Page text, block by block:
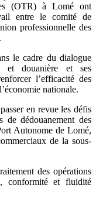
(OTR) à Lomé ont
entre le comité de
professionnelle des
le cadre du dialogue
et douanière et ses
l’efficacité des
nationale.
en revue les défis
de dédouanement des
Autonome de Lomé,
de la sous-
des opérations
conformité et fluidité